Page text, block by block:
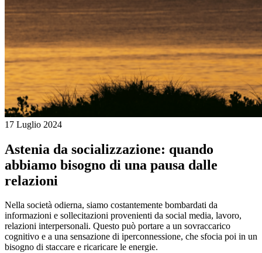
17 Luglio 2024
Astenia da socializzazione: quando
abbiamo bisogno di una pausa dalle
relazioni
Nella società odierna, siamo costantemente bombardati da
informazioni e sollecitazioni provenienti da social media, lavoro,
relazioni interpersonali. Questo può portare a un sovraccarico
cognitivo e a una sensazione di iperconnessione, che sfocia poi in un
bisogno di staccare e ricaricare le energie.